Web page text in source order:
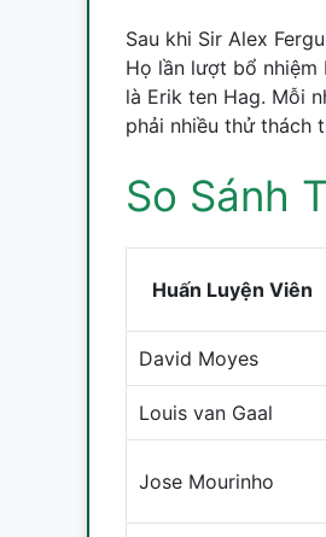
Sau khi Sir Alex
Họ lần lượt bổ nhiệm
là Erik ten Hag. Mỗi
phải nhiều thử thách
So Sánh
Huấn Luyện Viên
David Moyes
Louis van Gaal
Jose Mourinho